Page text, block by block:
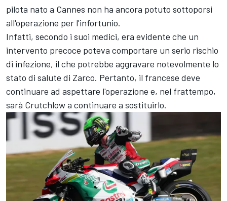
pilota nato a Cannes non ha ancora potuto sottoporsi
all'operazione per l'infortunio.
Infatti, secondo i suoi medici, era evidente che un
intervento precoce poteva comportare un serio rischio
di infezione, il che potrebbe aggravare notevolmente lo
stato di salute di Zarco. Pertanto, il francese deve
continuare ad aspettare l'operazione e, nel frattempo,
sarà Crutchlow a continuare a sostituirlo.